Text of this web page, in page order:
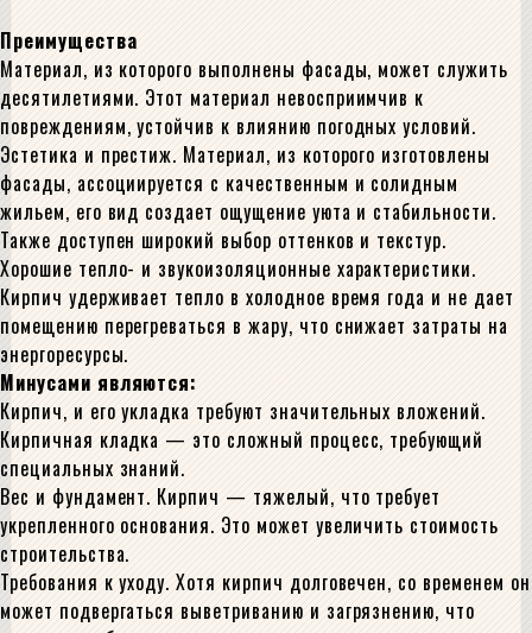
Преимущества
Материал, из которого выполнены фасады, может служить
десятилетиями. Этот материал невосприимчив к
повреждениям, устойчив к влиянию погодных условий.
Эстетика и престиж. Материал, из которого изготовлены
фасады, ассоциируется с качественным и солидным
жильем, его вид создает ощущение уюта и стабильности.
Также доступен широкий выбор оттенков и текстур.
Хорошие тепло- и звукоизоляционные характеристики.
Кирпич удерживает тепло в холодное время года и не дает
помещению перегреваться в жару, что снижает затраты на
энергоресурсы.
Минусами являются:
Кирпич, и его укладка требуют значительных вложений.
Кирпичная кладка — это сложный процесс, требующий
специальных знаний.
Вес и фундамент. Кирпич — тяжелый, что требует
укрепленного основания. Это может увеличить стоимость
строительства.
Требования к уходу. Хотя кирпич долговечен, со временем он
может подвергаться выветриванию и загрязнению, что